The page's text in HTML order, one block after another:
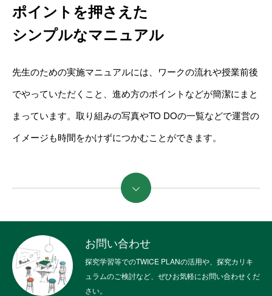
ポイントを押さえた
シンプルなマニュアル
先生のための実施マニュアルには、ワークの流れや授業前後
でやっていただくこと、進め方のポイントなどが簡潔にまと
まっています。取り組みの写真やTO DOの一覧などで運営の
イメージも時間をかけずにつかむことができます。
続きを読む
お問い合わせ
探究学習等でのTWICE PLANの活用や、探究カリキ
ュラムのご検討など、ぜひお気軽にお問い合わせくだ
さい。